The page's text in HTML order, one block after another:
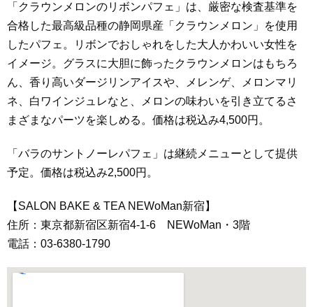
「クラウンメロンのリボンパフェ」は、厳密な検査基準を
合格した最高級品種の静岡県産「クラウンメロン」を使用
したパフェ。リボンでおしゃれをした大人かわいい女性を
イメージ。グラスに大胆に飾ったクラウンメロンはもちろ
ん、香り高いダージリンアイスや、メレンゲ、メロンマリ
ネ、白ワインジュレなと、メロンの味わいを引き立てるさ
まざまなパーツを楽しめる。価格は税込み4,500円。
「バラのサントノーレパフェ」は継続メニューとして提供
予定。価格は税込み2,500円。
【SALON BAKE & TEA NEWoMan新宿】
住所：東京都新宿区新宿4-1-6 NEWoMan・3階
電話：03-6380-1790